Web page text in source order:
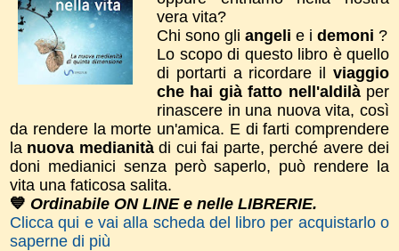
vera vita?
Chi sono gli angeli e i demoni ?
Lo scopo di questo libro è quello
di portarti a ricordare il viaggio
che hai già fatto nell'aldilà per
rinascere in una nuova vita, così
da rendere la morte un'amica. E di farti comprendere
la nuova medianitàdi cui fai parte, perché avere dei
doni medianici senza però saperlo, può rendere la
vita una faticosa salita.
💙 Ordinabile ON LINE e nelle LIBRERIE.
Clicca qui e vai alla scheda del libro per acquistarlo o
saperne di più